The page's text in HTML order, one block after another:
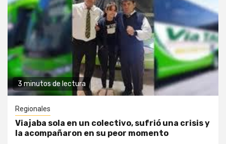
3 minutos de lectura
Regionales
Viajaba sola en un colectivo, sufrió una crisis y
la acompañaron en su peor momento